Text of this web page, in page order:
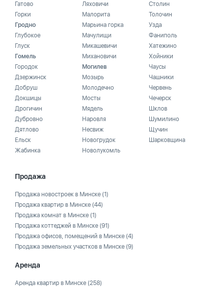
Гатово
Горки
Гродно
Глубокое
Глуск
Гомель
Городок
Дзержинск
Добруш
Докшицы
Дрогичин
Дубровно
Дятлово
Ельск
Жабинка
Ляховичи
Малорита
Марьина горка
Мачулищи
Микашевичи
Михановичи
Могилев
Мозырь
Молодечно
Мосты
Мядель
Наровля
Несвиж
Новогрудок
Новолукомль
Столин
Толочин
Узда
Фаниполь
Хатежино
Хойники
Чаусы
Чашники
Червень
Чечерск
Шклов
Шумилино
Щучин
Шарковщина
Продажа
Продажа новостроек в Минске (1)
Продажа квартир в Минске (44)
Продажа комнат в Минске (1)
Продажа коттеджей в Минске (91)
Продажа офисов, помещений в Минске (4)
Продажа земельных участков в Минске (9)
Аренда
Аренда квартир в Минске (258)